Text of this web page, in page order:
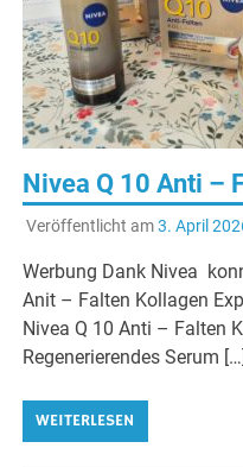
Nivea Q 10 Anti –
Veröffentlicht am3. April
Werbung Dank Nivea
Anit – Falten Kollagen
Nivea Q 10 Anti – Falten
Regenerierendes Serum […]
WEITERLESEN